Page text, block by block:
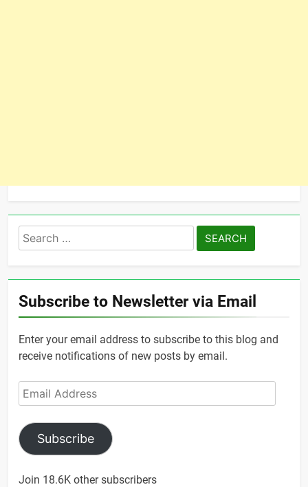
Search
for:
Subscribe to Newsletter via Email
Enter your email address to subscribe to this blog and
receive notifications of new posts by email.
Email
Address
Subscribe
Join 18.6K other subscribers